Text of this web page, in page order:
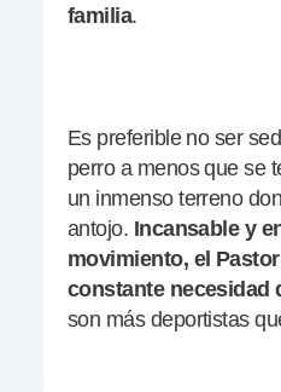
familia.
Es preferible no ser
perro a menos que se
un inmenso terreno
antojo. Incansable y
movimiento, el
constante necesidad
son más deportistas